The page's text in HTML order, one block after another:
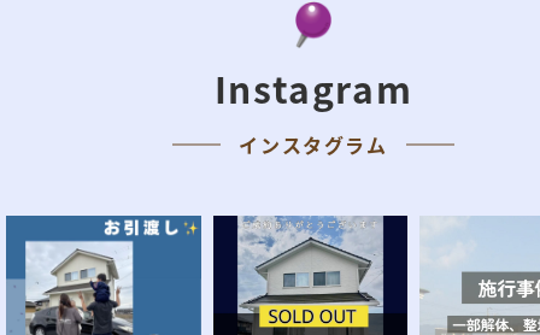
Instagram
インスタグラム